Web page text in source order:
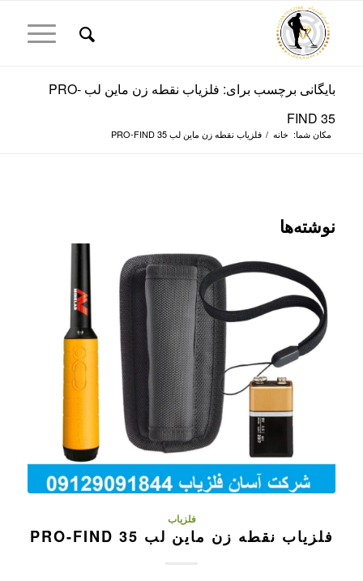
بایگانی برچسب برای: فلزیاب نقطه زن ماین لب PRO-
FIND 35
مکان شما: خانه / فلزیاب نقطه زن ماین لب PRO-FIND 35
نوشته‌ها
فلزیاب
فلزیاب نقطه زن ماین لب PRO-FIND 35